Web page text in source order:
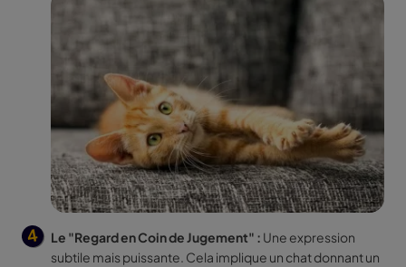
Le "Regard en Coin de Jugement" : Une expression
subtile mais puissante. Cela implique un chat donnant un